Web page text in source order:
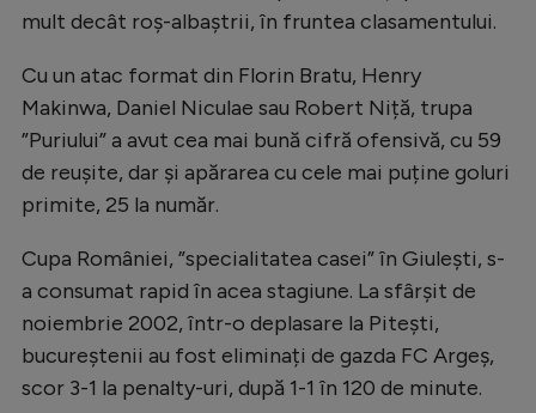
mult decât roș-albaștrii, în fruntea clasamentului.
Cu un atac format din Florin Bratu, Henry
Makinwa, Daniel Niculae sau Robert Niță, trupa
”Puriului” a avut cea mai bună cifră ofensivă, cu 59
de reușite, dar și apărarea cu cele mai puține goluri
primite, 25 la număr.
Cupa României, ”specialitatea casei” în Giulești, s-
a consumat rapid în acea stagiune. La sfârșit de
noiembrie 2002, într-o deplasare la Pitești,
bucureștenii au fost eliminați de gazda FC Argeș,
scor 3-1 la penalty-uri, după 1-1 în 120 de minute.